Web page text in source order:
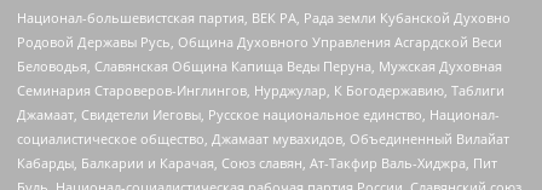
Национал-большевистская партия, ВЕК РА, Рада земли Кубанской Духовно
Родовой Державы Русь, Община Духовного Управления Асгардской Веси
Беловодья, Славянская Община Капища Веды Перуна, Мужская Духовная
Семинария Староверов-Инглингов, Нурджулар, К Богодержавию, Таблиги
Джамаат, Свидетели Иеговы, Русское национальное единство, Национал-
социалистическое общество, Джамаат мувахидов, Объединенный Вилайат
Кабарды, Балкарии и Карачая, Союз славян, Ат-Такфир Валь-Хиджра, Пит